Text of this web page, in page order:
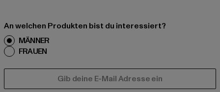
An welchen Produkten bist du interessiert?
MÄNNER
FRAUEN